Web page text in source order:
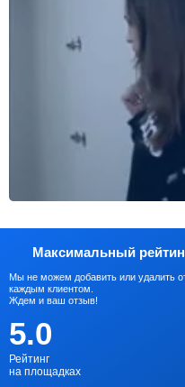
Максимальный
Мы не можем добавить или удалить
каждым клиентом.
Ждем и ваш отзыв!
5.0
Рейтинг
на площадках